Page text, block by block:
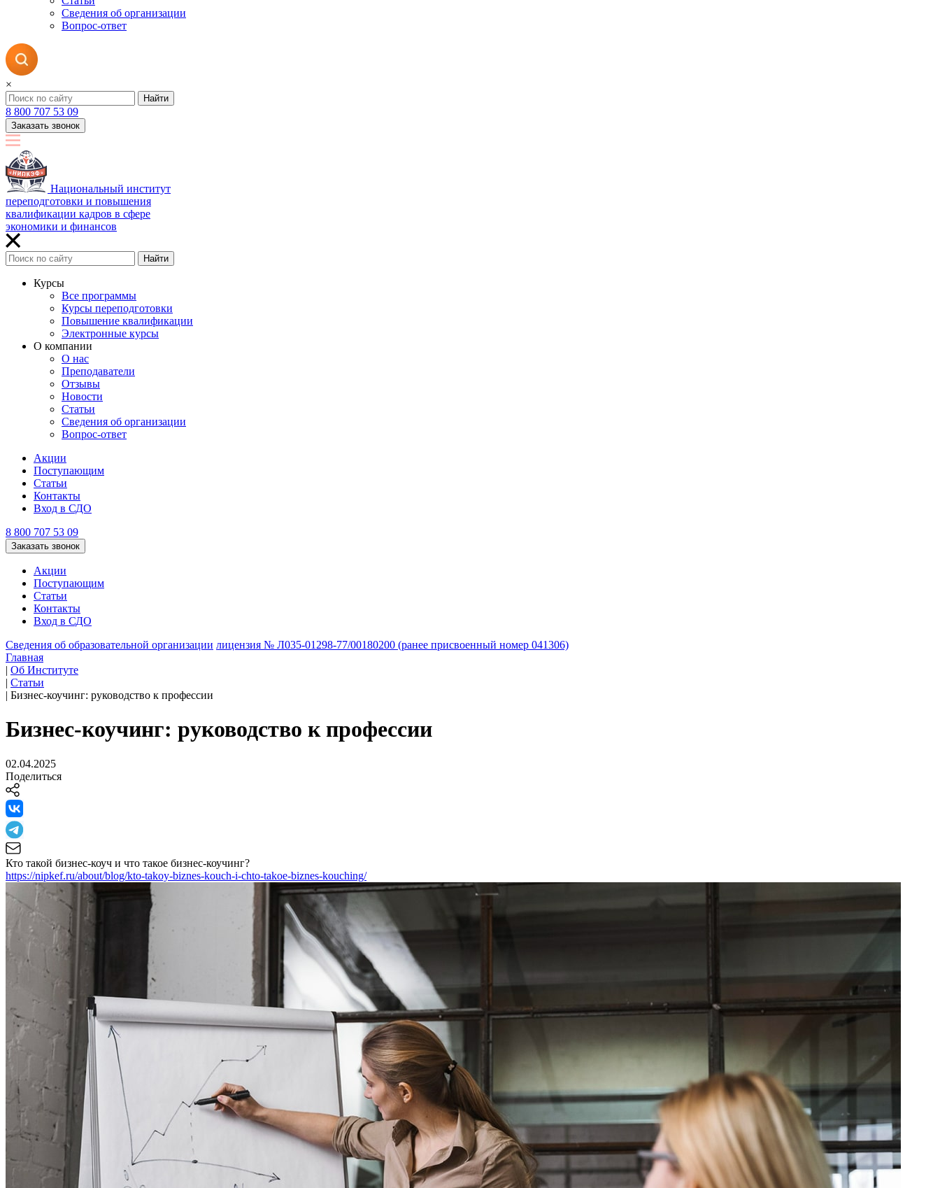
Сведения об организации
Вопрос-ответ
×
Найти
8 800 707 53 09
Заказать звонок
Национальный институт
переподготовки и повышения
квалификации кадров в сфере
экономики и финансов
Найти
Курсы
Все программы
Курсы переподготовки
Повышение квалификации
Электронные курсы
О компании
О нас
Преподаватели
Отзывы
Новости
Статьи
Сведения об организации
Вопрос-ответ
Акции
Поступающим
Статьи
Контакты
Вход в СДО
8 800 707 53 09
Заказать звонок
Акции
Поступающим
Статьи
Контакты
Вход в СДО
Сведения об образовательной организации лицензия № Л035-01298-77/00180200 (ранее присвоенный номер 041306)
Главная
| Об Институте
| Статьи
| Бизнес-коучинг: руководство к профессии
Бизнес-коучинг: руководство к профессии
02.04.2025
Поделиться
Кто такой бизнес-коуч и что такое бизнес-коучинг?
https://nipkef.ru/about/blog/kto-takoy-biznes-kouch-i-chto-takoe-biznes-kouching/